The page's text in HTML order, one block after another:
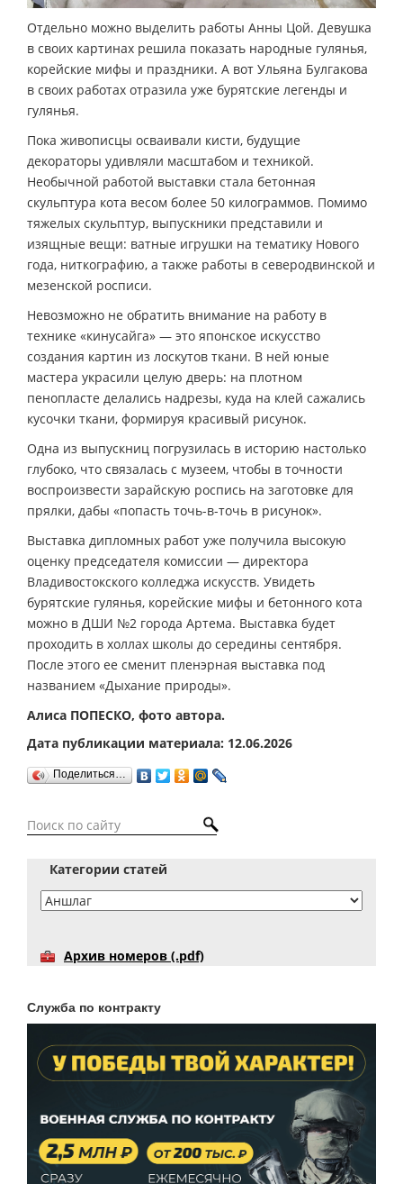
Отдельно можно выделить работы Анны Цой. Девушка
в своих картинах решила показать народные гулянья,
корейские мифы и праздники. А вот Ульяна Булгакова
в своих работах отразила уже бурятские легенды и
гулянья.
Пока живописцы осваивали кисти, будущие
декораторы удивляли масштабом и техникой.
Необычной работой выставки стала бетонная
скульптура кота весом более 50 килограммов. Помимо
тяжелых скульптур, выпускники представили и
изящные вещи: ватные игрушки на тематику Нового
года, ниткографию, а также работы в северодвинской и
мезенской росписи.
Невозможно не обратить внимание на работу в
технике «кинусайга» — это японское искусство
создания картин из лоскутов ткани. В ней юные
мастера украсили целую дверь: на плотном
пенопласте делались надрезы, куда на клей сажались
кусочки ткани, формируя красивый рисунок.
Одна из выпускниц погрузилась в историю настолько
глубоко, что связалась с музеем, чтобы в точности
воспроизвести зарайскую роспись на заготовке для
прялки, дабы «попасть точь-в-точь в рисунок».
Выставка дипломных работ уже получила высокую
оценку председателя комиссии — директора
Владивостокского колледжа искусств. Увидеть
бурятские гулянья, корейские мифы и бетонного кота
можно в ДШИ №2 города Артема. Выставка будет
проходить в холлах школы до середины сентября.
После этого ее сменит пленэрная выставка под
названием «Дыхание природы».
Алиса ПОПЕСКО, фото автора.
Дата публикации материала: 12.06.2026
Поделиться…
Категории статей
Архив номеров (.pdf)
Служба по контракту